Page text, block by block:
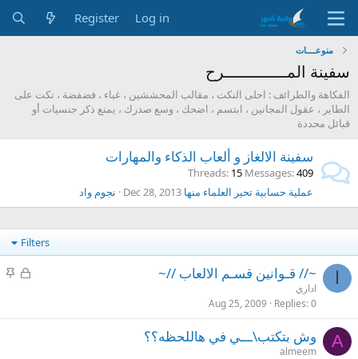
Log in
Register
منوعــــات
سفينة المـــــــــــــرح
الفكاهة والطرائف : احلى النكت ، مقالب المحششين ، غباء ، فضفضة ، نكت على
الطاير ، عقول المجانين ، ابتسم ، اضحك ، وسع صدرك ، يمنع ذكر جنسيات أو
قبائل محددة
سفينة الالغاز و ألعاب الذكاء والمهارات
Threads 15 Messages 409
عملية حسابية تحير العلماء منها Dec 28, 2013 نجوم واد
Filters
ا
L
k
S
c
~// قـوانين قسـم الالعاب //~
اداري
Replies 0
Aug 25, 2009
A وش بتكتب\ـــي في هاللحظه؟؟
almeem